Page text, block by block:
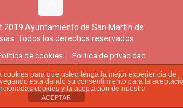
2019 Ayuntamiento de San Martín de
Todos los derechos reservados.
de cookies
Política de privacidad
Ejercicio de derechos
cookies para que usted tenga la mejor experiencia de
está dando su consentimiento para la
cookies y la aceptación de nuestra
ACEPTAR